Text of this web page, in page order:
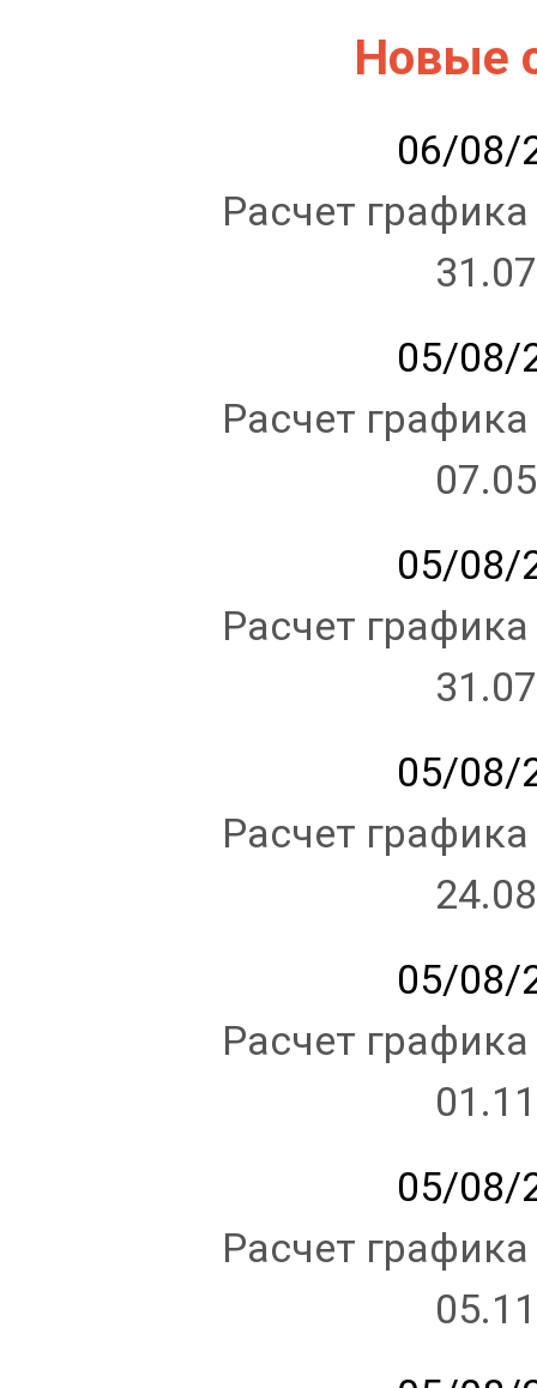
Новые
06/08/
Расчет
05/08/
Расчет
05/08/
Расчет
05/08/
Расчет
05/08/
Расчет
05/08/
Расчет